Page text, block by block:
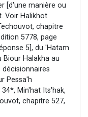
[d'une manière ou
Voir Halikhot
chapitre
5778, page
5], du 'Hatam
Halakha au
Pessa'h
Min'hat Its'hak,
chapitre 527,